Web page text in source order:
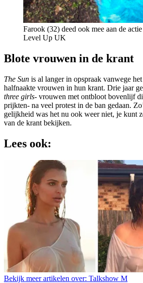
Farook (32) deed ook mee aan de
Level Up UK
Blote vrouwen in de krant
The Sun is al langer in opspraak vanwege
halfnaakte vrouwen in hun krant. Drie jaar
three girls- vrouwen met ontbloot bovenlijf
prijkten- na veel protest in de ban gedaan.
gelijkheid was het nu ook weer niet, je kunt
van de krant bekijken.
Lees ook:
Bekijk meer artikelen over: Talkshow M